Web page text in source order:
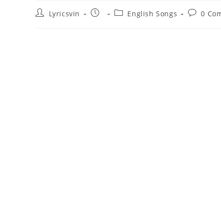
PostLyricsvin
Post
PostEnglish Songs
Post0